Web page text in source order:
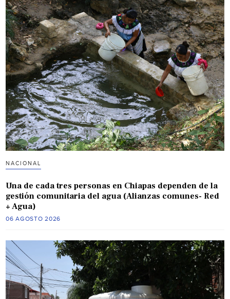
NACIONAL
Una de cada tres personas en Chiapas dependen de la
gestión comunitaria del agua (Alianzas comunes- Red
+ Agua)
06 AGOSTO 2026